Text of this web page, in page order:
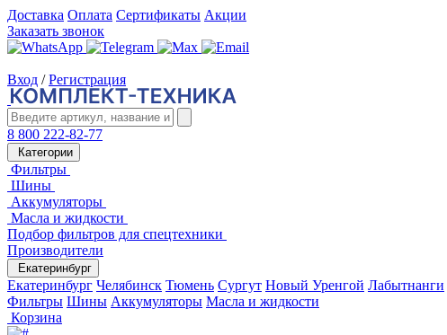
Доставка Оплата Сертификаты Акции
Заказать звонок
Вход / Регистрация
8 800 222-82-77
Категории
Фильтры
Шины
Аккумуляторы
Масла и жидкости
Подбор фильтров для спецтехники
Производители
Екатеринбург
Екатеринбург Челябинск Тюмень Сургут Новый Уренгой Лабытнанги
Фильтры Шины Аккумуляторы Масла и жидкости
Корзина